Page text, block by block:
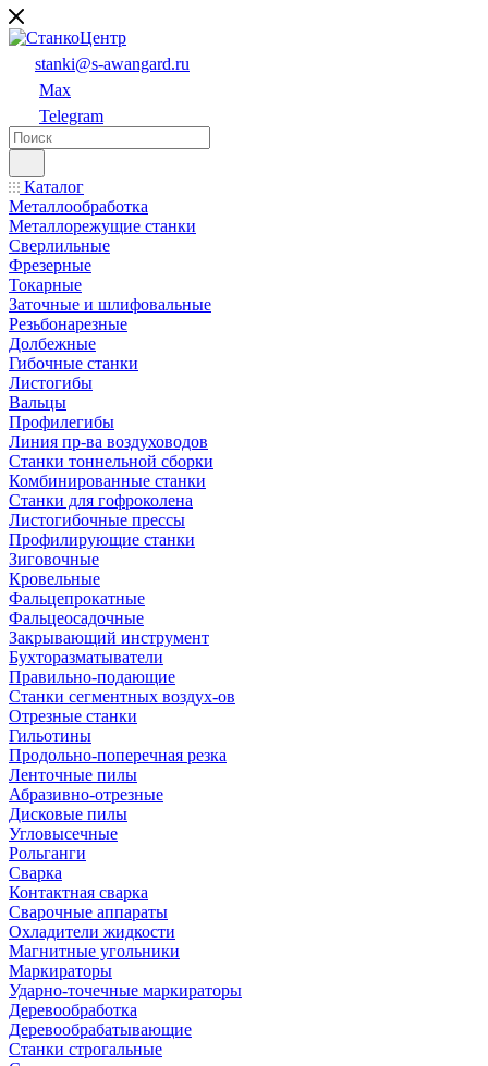
stanki@s-awangard.ru
Max
Telegram
Каталог
Металлообработка
Металлорежущие станки
Сверлильные
Фрезерные
Токарные
Заточные и шлифовальные
Резьбонарезные
Долбежные
Гибочные станки
Листогибы
Вальцы
Профилегибы
Линия пр-ва воздуховодов
Станки тоннельной сборки
Комбинированные станки
Станки для гофроколена
Листогибочные прессы
Профилирующие станки
Зиговочные
Кровельные
Фальцепрокатные
Фальцеосадочные
Закрывающий инструмент
Бухторазматыватели
Правильно-подающие
Станки сегментных воздух-ов
Отрезные станки
Гильотины
Продольно-поперечная резка
Ленточные пилы
Абразивно-отрезные
Дисковые пилы
Угловысечные
Рольганги
Сварка
Контактная сварка
Сварочные аппараты
Охладители жидкости
Магнитные угольники
Маркираторы
Ударно-точечные маркираторы
Деревообработка
Деревообрабатывающие
Станки строгальные